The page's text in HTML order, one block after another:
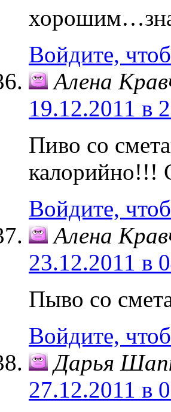
Войдите,
Алена
19.12.2011 в
Пиво со
калорийно!!!
Войдите,
Алена
23.12.2011 в
Пыво со
Войдите,
Дарья
27.12.2011 в